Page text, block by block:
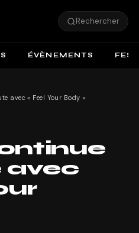
Rechercher
ÉVÈNEMENTS
avec « Feel Your Body »
avec